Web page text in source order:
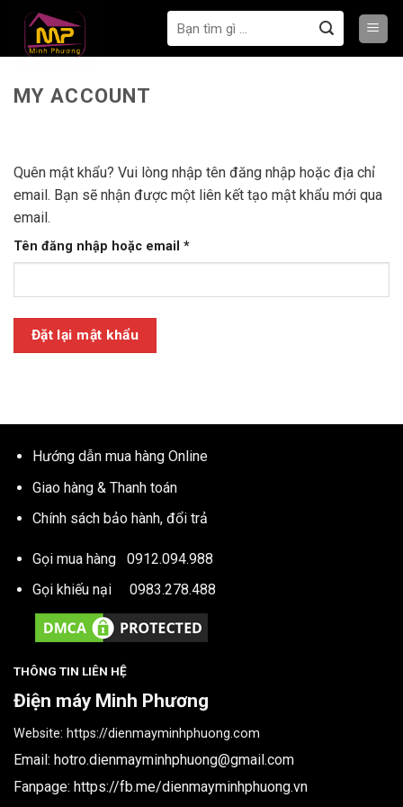
nội
kiếm:
MY ACCOUNT
Quên mật khẩu? Vui lòng nhập tên đăng nhập hoặc địa chỉ
email. Bạn sẽ nhận được một liên kết tạo mật khẩu mới qua
email.
Tên đăng nhập hoặc email *Bắt
buộc
Đặt lại mật khẩu
Hướng dẫn mua hàng Online
Giao hàng & Thanh toán
Chính sách bảo hành, đổi trả
Gọi mua hàng 0912.094.988
Gọi khiếu nại 0983.278.488
THÔNG TIN LIÊN HỆ
Điện máy Minh Phương
Website: https://dienmayminhphuong.com
Email: hotro.dienmayminhphuong@gmail.com
Fanpage: https://fb.me/dienmayminhphuong.vn